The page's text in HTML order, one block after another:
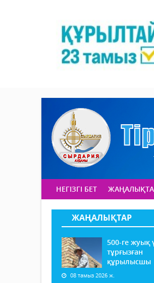
НЕГІЗГІ БЕТ
ЖАҢАЛЫҚТАР
500-ге жуық
тұрғызған
құрылысшы
08 тамыз 2026 ж.